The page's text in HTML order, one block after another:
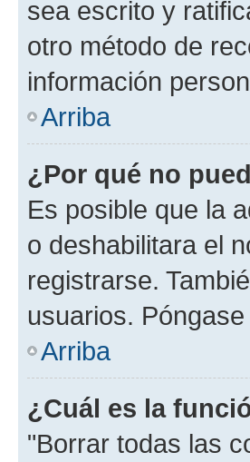
sea escrito y
otro método de
información
Arriba
¿Por qué no
Es posible que la
o deshabilitara el
registrarse.
usuarios.
Arriba
¿Cuál es la
"Borrar todas las